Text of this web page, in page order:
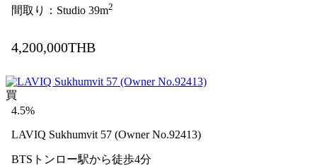
間取り：Studio 39m2
4,200,000THB
買
4.5%
LAVIQ Sukhumvit 57 (Owner No.92413)
BTSトンロー駅から徒歩4分